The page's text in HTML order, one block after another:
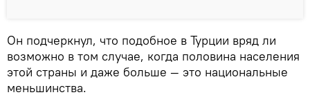
Он подчеркнул, что подобное в Турции вряд ли
возможно в том случае, когда половина населения
этой страны и даже больше — это национальные
меньшинства.